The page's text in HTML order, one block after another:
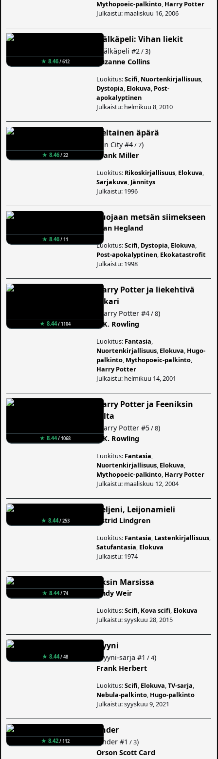
Mythopoeic-palkinto Harry Potter
Julkaistu: maaliskuu 16, 2006
★ 8.46/ 612
Nälkäpeli: Vihan liekit
Nälkäpeli #2 / 3)
Suzanne Collins
Luokitus:Scifi Nuortenkirjallisuus
Dystopia Elokuva Post-
apokalyptinen
Julkaistu: helmikuu 8, 2010
★ 8.46/ 22
Keltainen äpärä
Sin City#4/ 7)
Frank Miller
Luokitus: Rikoskirjallisuus Elokuva
Sarjakuva Jännitys
Julkaistu: 1996
★ 8.46/ 11
Suojaan metsän siimekseen
Jean Hegland
Luokitus:Scifi Dystopia Elokuva
Post-apokalyptinen Ekokatastrofit
Julkaistu: 1998
★ 8.44/ 1104
Harry Potter ja liekehtivä
pikari
Harry Potter #4/ 8)
J. K. Rowling
Luokitus: Fantasia
Nuortenkirjallisuus Elokuva Hugo-
palkinto Mythopoeic-palkinto
Harry Potter
Julkaistu: helmikuu 14, 2001
★ 8.44/ 1068
Harry Potter ja Feeniksin
kilta
Harry Potter #5/ 8)
J. K. Rowling
Luokitus: Fantasia
Nuortenkirjallisuus Elokuva
Mythopoeic-palkinto Harry Potter
Julkaistu: maaliskuu 12, 2004
★ 8.44/ 253
Veljeni, Leijonamieli
Astrid Lindgren
Luokitus: Fantasia Lastenkirjallisuus
Satufantasia Elokuva
Julkaistu: 1974
★ 8.44/ 74
Yksin Marsissa
Andy Weir
Luokitus:Scifi Kova scifi Elokuva
Julkaistu: syyskuu 28, 2015
★ 8.44/ 48
Dyyni
Dyyni-sarja #1 / 4)
Frank Herbert
Luokitus:Scifi Elokuva ,TV-sarja
Nebula-palkinto Hugo-palkinto
Julkaistu: syyskuu 9, 2021
★ 8.42/ 112
Ender
Ender #1 / 3)
Orson Scott Card